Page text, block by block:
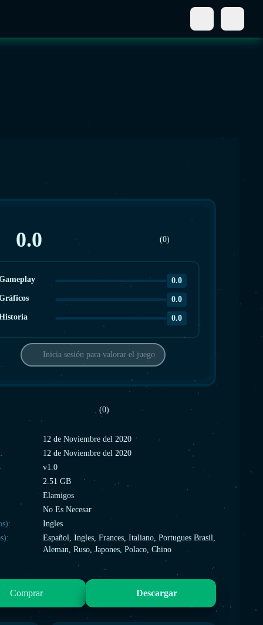
0.0 (0)
0.0
0.0
0.0
Inicia sesión para valorar el juego
(0)
12 de Noviembre del 2020
12 de Noviembre del 2020
v1.0
2.51 GB
Elamigos
No Es Necesar
Ingles
Español, Ingles, Frances, Italiano, Portugues Brasil,
Aleman, Ruso, Japones, Polaco, Chino
Comprar Descargar